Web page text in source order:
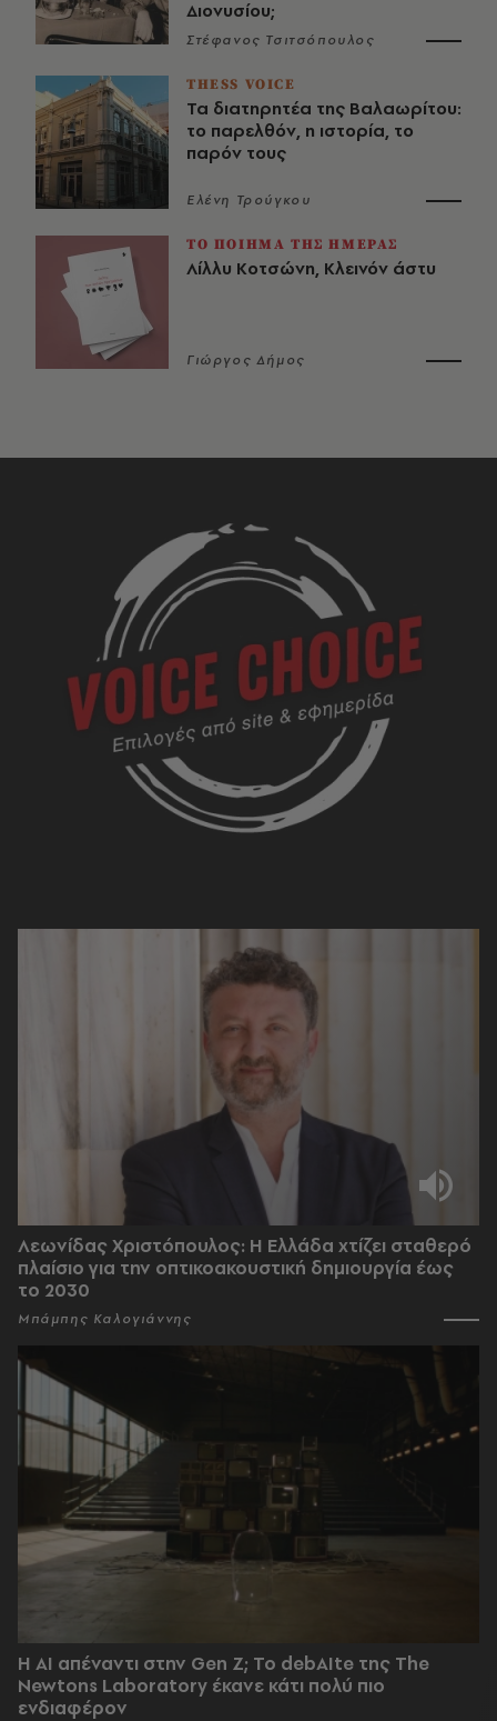
Διονυσίου;
Στέφανος Τσιτσόπουλος
THESS VOICE
Τα διατηρητέα της Βαλαωρίτου:
το παρελθόν, η ιστορία, το
παρόν τους
Ελένη Τρούγκου
ΤΟ ΠΟΙΗΜΑ ΤΗΣ ΗΜΕΡΑΣ
Λίλλυ Κοτσώνη, Κλεινόν άστυ
Γιώργος Δήμος
Λεωνίδας Χριστόπουλος: Η Ελλάδα χτίζει σταθερό
πλαίσιο για την οπτικοακουστική δημιουργία έως
το 2030
Μπάμπης Καλογιάννης
Η AI απέναντι στην Gen Z; Το debAIte της The
Newtons Laboratory έκανε κάτι πολύ πιο
ενδιαφέρον